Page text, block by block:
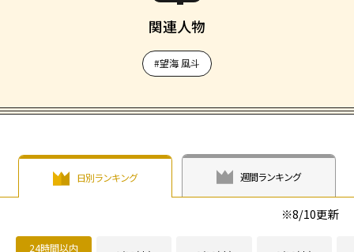
関連人物
#望海 風斗
日別ランキング 週間ランキング
※8/10更新
24時間以内